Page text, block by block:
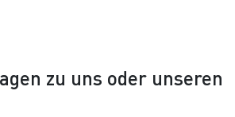
zu uns oder unseren